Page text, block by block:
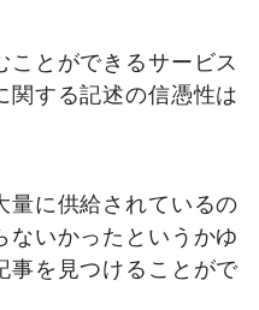
とができるサービス
関する記述の信憑性は
量に供給されているの
ないかったというかゆ
事を見つけることがで